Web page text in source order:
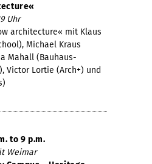
Uhr
architecture« mit Klaus
Michael Kraus
Mahall (Bauhaus-
Victor Lortie (Arch+) und
to 9 p.m.
Weimar